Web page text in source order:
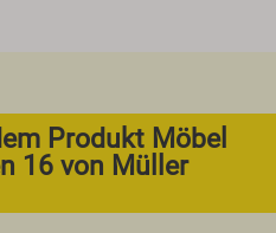
Produkt Möbel
16 von Müller